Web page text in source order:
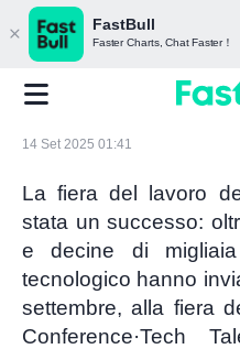
FastBull
Faster Charts, Chat Faster！
14 Set 2025 01:41
La fiera del lavoro
stata un successo:
e decine di
tecnologico hanno
settembre, alla fiera
Conference·Tech